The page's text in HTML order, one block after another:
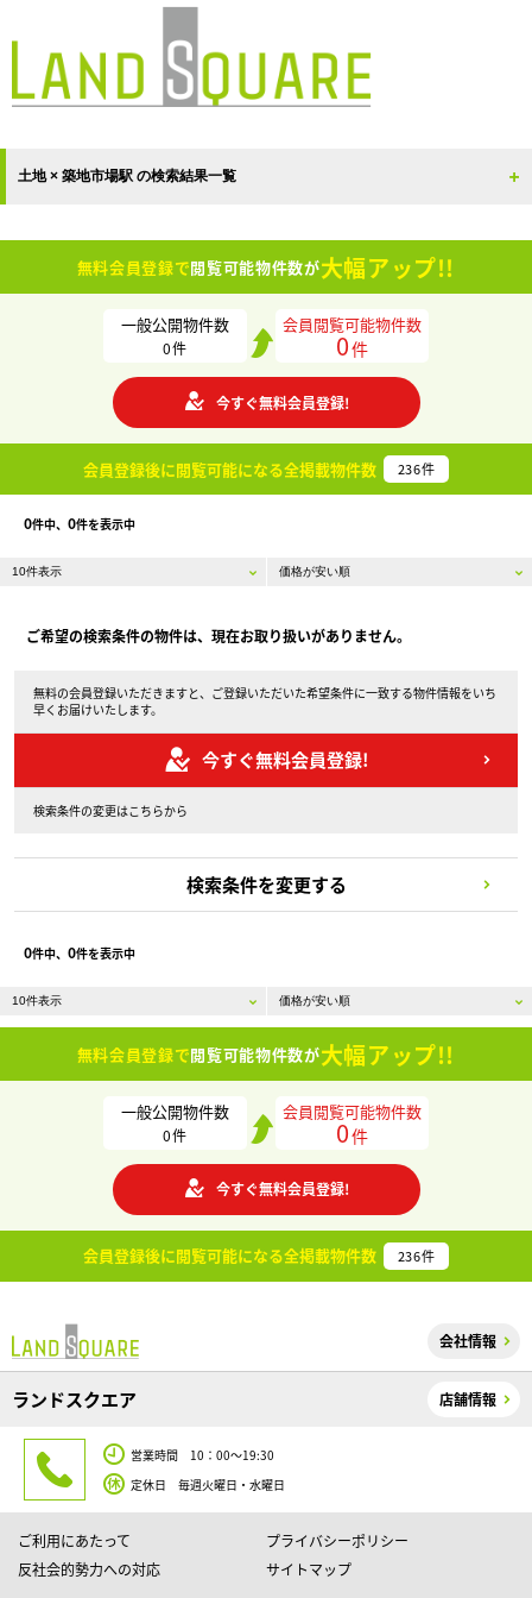
土地 × 築地市場駅 の検索結果一覧
無料会員登録で閲覧可能物件数が大幅アップ!!
一般公開物件数
0件
会員閲覧可能物件数
0件
今すぐ無料会員登録!
会員登録後に閲覧可能になる全掲載物件数 236件
0件中、 0件を表示中
ご希望の検索条件の物件は、現在お取り扱いがありません。
無料の会員登録いただきますと、ご登録いただいた希望条件に一致する物件情報をいち
早くお届けいたします。
今すぐ無料会員登録!
検索条件の変更はこちらから
検索条件を変更する
0件中、 0件を表示中
無料会員登録で閲覧可能物件数が大幅アップ!!
一般公開物件数
0件
会員閲覧可能物件数
0件
今すぐ無料会員登録!
会員登録後に閲覧可能になる全掲載物件数 236件
会社情報
ランドスクエア 店舗情報
営業時間 10：00～19:30
定休日 毎週火曜日・水曜日
ご利用にあたって
プライバシーポリシー
反社会的勢力への対応
サイトマップ